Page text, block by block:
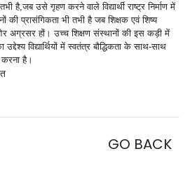
है,जब उसे गृहण करने वाले विद्यार्थी राष्ट्र निर्माण में
प्रासंगिकता भी तभी है जब शिक्षक एवं शिष्य
अग्रसर हों। उच्च शिक्षण संस्थानों की इस कड़ी में
विद्यार्थियों में स्वतंत्र बौद्धिकता के साथ-साथ
करना है।
GO BACK